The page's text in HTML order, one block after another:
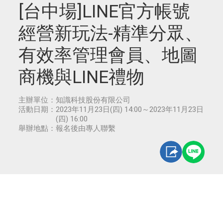
[台中場]LINE官方帳號
經營新玩法-精準分眾、
有效率管理會員、地圖
商機與LINE禮物
主辦單位： 知識科技股份有限公司
活動日期： 2023年11月23日(四) 14:00～2023年11月23日
(四) 16:00
舉辦地點： 報名後由專人聯繫